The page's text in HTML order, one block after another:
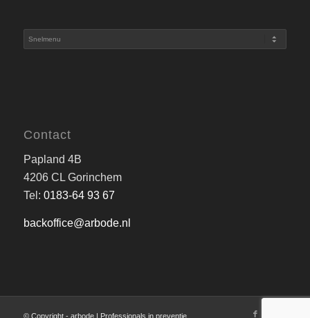
Contact
Papland 4B
4206 CL Gorinchem
Tel: 0183-64 93 67
backoffice@arbode.nl
© Copyright - arbode | Professionals in preventie